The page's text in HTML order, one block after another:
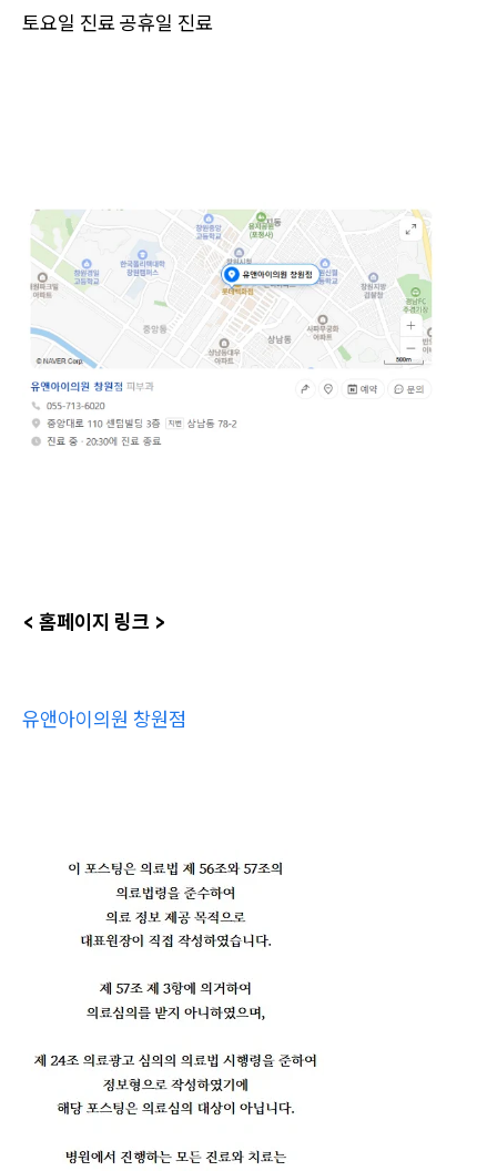
토요일 진료 공휴일 진료
< 홈페이지 링크 >
유앤아이의원 창원점